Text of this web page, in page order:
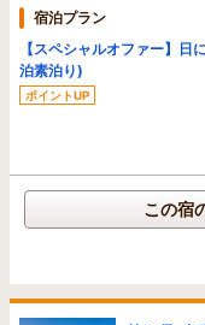
宿泊プラン
【スペシャルオファー】日
泊素泊り)
ポイントUP
この宿